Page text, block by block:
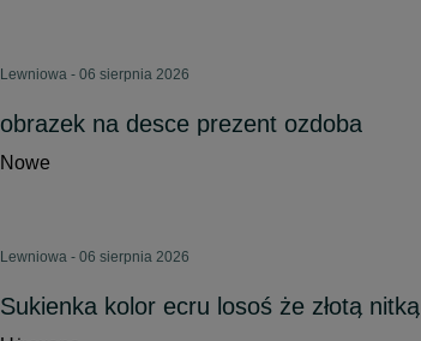
Lewniowa - 06 sierpnia 2026
obrazek na desce prezent ozdoba
Nowe
Lewniowa - 06 sierpnia 2026
Sukienka kolor ecru losoś że złotą nitką